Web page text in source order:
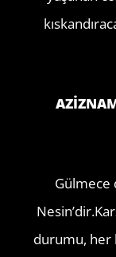
Gülmece
durumu, her